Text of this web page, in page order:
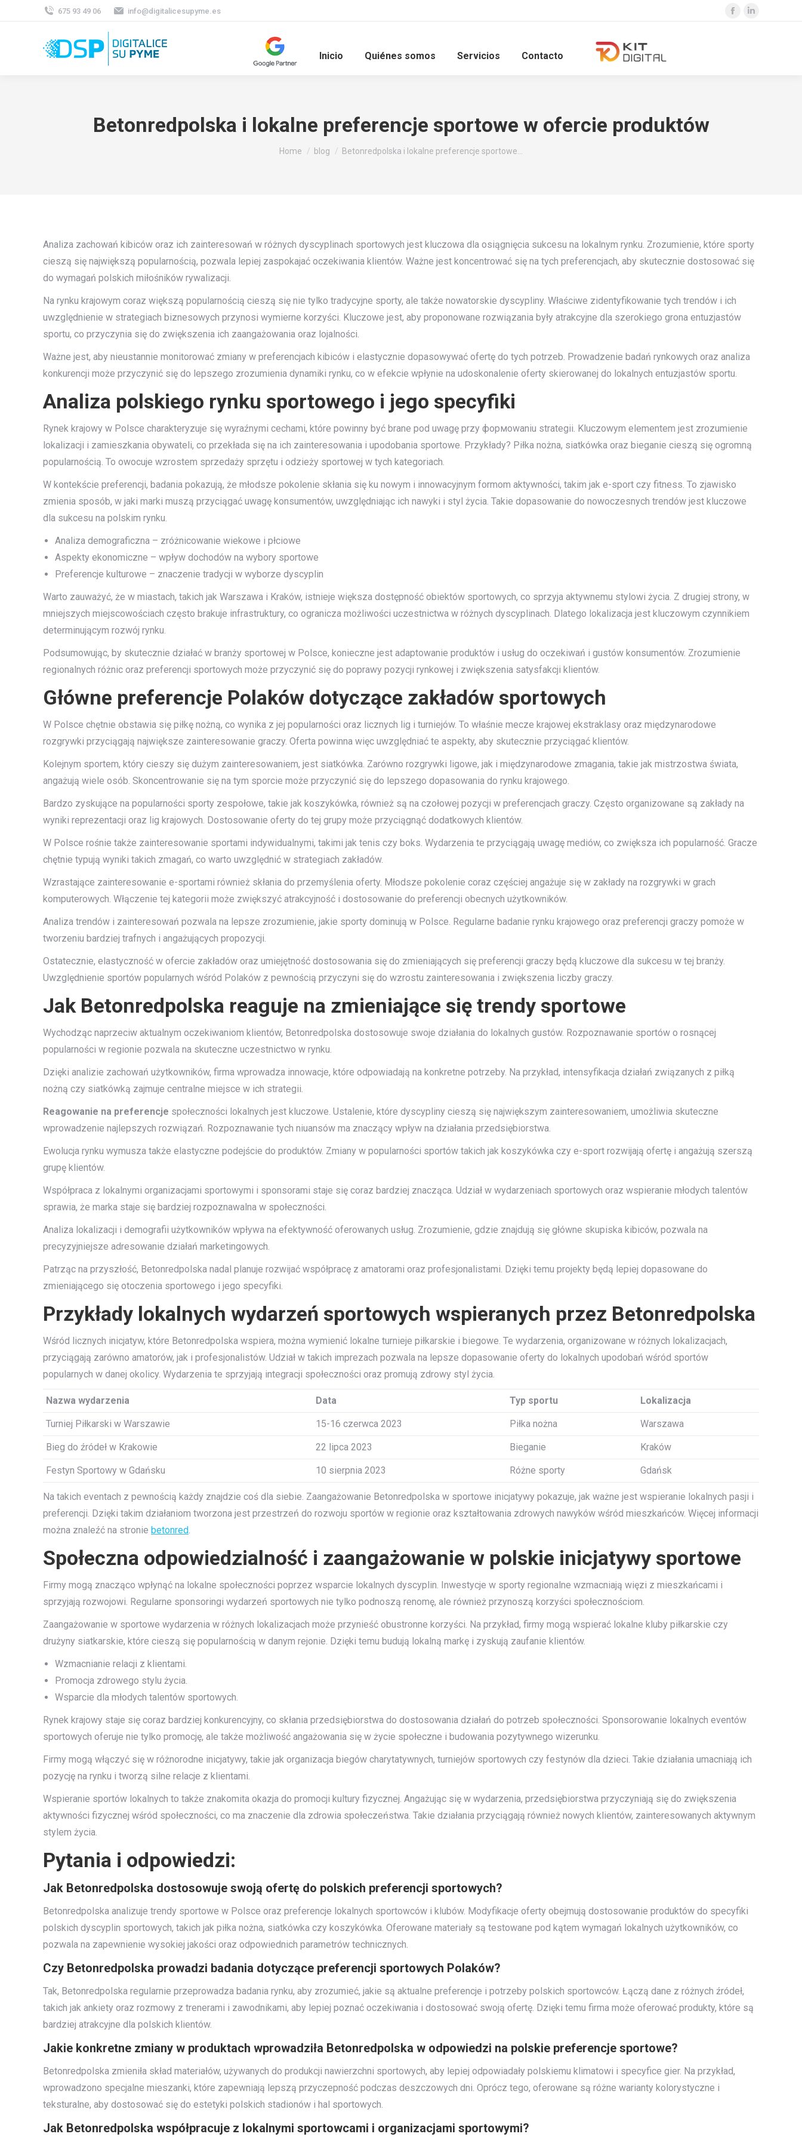
675 93 49 06 info@digitalicesupyme.es
Facebook
Linkedin
Inicio Quiénes somos Servicios Contacto
Betonredpolska i lokalne preferencje sportowe w ofercie produktów
You are here:
Home blog Betonredpolska i lokalne preferencje sportowe…
Analiza zachowań kibiców oraz ich zainteresowań w różnych dyscyplinach sportowych jest kluczowa dla osiągnięcia sukcesu na lokalnym rynku. Zrozumienie, które sporty
cieszą się największą popularnością, pozwala lepiej zaspokajać oczekiwania klientów. Ważne jest koncentrować się na tych preferencjach, aby skutecznie dostosować się
do wymagań polskich miłośników rywalizacji.
Na rynku krajowym coraz większą popularnością cieszą się nie tylko tradycyjne sporty, ale także nowatorskie dyscypliny. Właściwe zidentyfikowanie tych trendów i ich
uwzględnienie w strategiach biznesowych przynosi wymierne korzyści. Kluczowe jest, aby proponowane rozwiązania były atrakcyjne dla szerokiego grona entuzjastów
sportu, co przyczynia się do zwiększenia ich zaangażowania oraz lojalności.
Ważne jest, aby nieustannie monitorować zmiany w preferencjach kibiców i elastycznie dopasowywać ofertę do tych potrzeb. Prowadzenie badań rynkowych oraz analiza
konkurencji może przyczynić się do lepszego zrozumienia dynamiki rynku, co w efekcie wpłynie na udoskonalenie oferty skierowanej do lokalnych entuzjastów sportu.
Analiza polskiego rynku sportowego i jego specyfiki
Rynek krajowy w Polsce charakteryzuje się wyraźnymi cechami, które powinny być brane pod uwagę przy формowaniu strategii. Kluczowym elementem jest zrozumienie
lokalizacji i zamieszkania obywateli, co przekłada się na ich zainteresowania i upodobania sportowe. Przykłady? Piłka nożna, siatkówka oraz bieganie cieszą się ogromną
popularnością. To owocuje wzrostem sprzedaży sprzętu i odzieży sportowej w tych kategoriach.
W kontekście preferencji, badania pokazują, że młodsze pokolenie skłania się ku nowym i innowacyjnym formom aktywności, takim jak e-sport czy fitness. To zjawisko
zmienia sposób, w jaki marki muszą przyciągać uwagę konsumentów, uwzględniając ich nawyki i styl życia. Takie dopasowanie do nowoczesnych trendów jest kluczowe
dla sukcesu na polskim rynku.
Analiza demograficzna – zróżnicowanie wiekowe i płciowe
Aspekty ekonomiczne – wpływ dochodów na wybory sportowe
Preferencje kulturowe – znaczenie tradycji w wyborze dyscyplin
Warto zauważyć, że w miastach, takich jak Warszawa i Kraków, istnieje większa dostępność obiektów sportowych, co sprzyja aktywnemu stylowi życia. Z drugiej strony, w
mniejszych miejscowościach często brakuje infrastruktury, co ogranicza możliwości uczestnictwa w różnych dyscyplinach. Dlatego lokalizacja jest kluczowym czynnikiem
determinującym rozwój rynku.
Podsumowując, by skutecznie działać w branży sportowej w Polsce, konieczne jest adaptowanie produktów i usług do oczekiwań i gustów konsumentów. Zrozumienie
regionalnych różnic oraz preferencji sportowych może przyczynić się do poprawy pozycji rynkowej i zwiększenia satysfakcji klientów.
Główne preferencje Polaków dotyczące zakładów sportowych
W Polsce chętnie obstawia się piłkę nożną, co wynika z jej popularności oraz licznych lig i turniejów. To właśnie mecze krajowej ekstraklasy oraz międzynarodowe
rozgrywki przyciągają największe zainteresowanie graczy. Oferta powinna więc uwzględniać te aspekty, aby skutecznie przyciągać klientów.
Kolejnym sportem, który cieszy się dużym zainteresowaniem, jest siatkówka. Zarówno rozgrywki ligowe, jak i międzynarodowe zmagania, takie jak mistrzostwa świata,
angażują wiele osób. Skoncentrowanie się na tym sporcie może przyczynić się do lepszego dopasowania do rynku krajowego.
Bardzo zyskujące na popularności sporty zespołowe, takie jak koszykówka, również są na czołowej pozycji w preferencjach graczy. Często organizowane są zakłady na
wyniki reprezentacji oraz lig krajowych. Dostosowanie oferty do tej grupy może przyciągnąć dodatkowych klientów.
W Polsce rośnie także zainteresowanie sportami indywidualnymi, takimi jak tenis czy boks. Wydarzenia te przyciągają uwagę mediów, co zwiększa ich popularność. Gracze
chętnie typują wyniki takich zmagań, co warto uwzględnić w strategiach zakładów.
Wzrastające zainteresowanie e-sportami również skłania do przemyślenia oferty. Młodsze pokolenie coraz częściej angażuje się w zakłady na rozgrywki w grach
komputerowych. Włączenie tej kategorii może zwiększyć atrakcyjność i dostosowanie do preferencji obecnych użytkowników.
Analiza trendów i zainteresowań pozwala na lepsze zrozumienie, jakie sporty dominują w Polsce. Regularne badanie rynku krajowego oraz preferencji graczy pomoże w
tworzeniu bardziej trafnych i angażujących propozycji.
Ostatecznie, elastyczność w ofercie zakładów oraz umiejętność dostosowania się do zmieniających się preferencji graczy będą kluczowe dla sukcesu w tej branży.
Uwzględnienie sportów popularnych wśród Polaków z pewnością przyczyni się do wzrostu zainteresowania i zwiększenia liczby graczy.
Jak Betonredpolska reaguje na zmieniające się trendy sportowe
Wychodząc naprzeciw aktualnym oczekiwaniom klientów, Betonredpolska dostosowuje swoje działania do lokalnych gustów. Rozpoznawanie sportów o rosnącej
popularności w regionie pozwala na skuteczne uczestnictwo w rynku.
Dzięki analizie zachowań użytkowników, firma wprowadza innowacje, które odpowiadają na konkretne potrzeby. Na przykład, intensyfikacja działań związanych z piłką
nożną czy siatkówką zajmuje centralne miejsce w ich strategii.
Reagowanie na preferencje społeczności lokalnych jest kluczowe. Ustalenie, które dyscypliny cieszą się największym zainteresowaniem, umożliwia skuteczne
wprowadzenie najlepszych rozwiązań. Rozpoznawanie tych niuansów ma znaczący wpływ na działania przedsiębiorstwa.
Ewolucja rynku wymusza także elastyczne podejście do produktów. Zmiany w popularności sportów takich jak koszykówka czy e-sport rozwijają ofertę i angażują szerszą
grupę klientów.
Współpraca z lokalnymi organizacjami sportowymi i sponsorami staje się coraz bardziej znacząca. Udział w wydarzeniach sportowych oraz wspieranie młodych talentów
sprawia, że marka staje się bardziej rozpoznawalna w społeczności.
Analiza lokalizacji i demografii użytkowników wpływa na efektywność oferowanych usług. Zrozumienie, gdzie znajdują się główne skupiska kibiców, pozwala na
precyzyjniejsze adresowanie działań marketingowych.
Patrząc na przyszłość, Betonredpolska nadal planuje rozwijać współpracę z amatorami oraz profesjonalistami. Dzięki temu projekty będą lepiej dopasowane do
zmieniającego się otoczenia sportowego i jego specyfiki.
Przykłady lokalnych wydarzeń sportowych wspieranych przez Betonredpolska
Wśród licznych inicjatyw, które Betonredpolska wspiera, można wymienić lokalne turnieje piłkarskie i biegowe. Te wydarzenia, organizowane w różnych lokalizacjach,
przyciągają zarówno amatorów, jak i profesjonalistów. Udział w takich imprezach pozwala na lepsze dopasowanie oferty do lokalnych upodobań wśród sportów
popularnych w danej okolicy. Wydarzenia te sprzyjają integracji społeczności oraz promują zdrowy styl życia.
Nazwa wydarzenia Data Typ sportu Lokalizacja
Turniej Piłkarski w Warszawie 15-16 czerwca 2023 Piłka nożna Warszawa
Bieg do źródeł w Krakowie 22 lipca 2023 Bieganie Kraków
Festyn Sportowy w Gdańsku 10 sierpnia 2023 Różne sporty Gdańsk
Na takich eventach z pewnością każdy znajdzie coś dla siebie. Zaangażowanie Betonredpolska w sportowe inicjatywy pokazuje, jak ważne jest wspieranie lokalnych pasji i
preferencji. Dzięki takim działaniom tworzona jest przestrzeń do rozwoju sportów w regionie oraz kształtowania zdrowych nawyków wśród mieszkańców. Więcej informacji
można znaleźć na stronie betonred.
Społeczna odpowiedzialność i zaangażowanie w polskie inicjatywy sportowe
Firmy mogą znacząco wpłynąć na lokalne społeczności poprzez wsparcie lokalnych dyscyplin. Inwestycje w sporty regionalne wzmacniają więzi z mieszkańcami i
sprzyjają rozwojowi. Regularne sponsoringi wydarzeń sportowych nie tylko podnoszą renomę, ale również przynoszą korzyści społecznościom.
Zaangażowanie w sportowe wydarzenia w różnych lokalizacjach może przynieść obustronne korzyści. Na przykład, firmy mogą wspierać lokalne kluby piłkarskie czy
drużyny siatkarskie, które cieszą się popularnością w danym rejonie. Dzięki temu budują lokalną markę i zyskują zaufanie klientów.
Wzmacnianie relacji z klientami.
Promocja zdrowego stylu życia.
Wsparcie dla młodych talentów sportowych.
Rynek krajowy staje się coraz bardziej konkurencyjny, co skłania przedsiębiorstwa do dostosowania działań do potrzeb społeczności. Sponsorowanie lokalnych eventów
sportowych oferuje nie tylko promocję, ale także możliwość angażowania się w życie społeczne i budowania pozytywnego wizerunku.
Firmy mogą włączyć się w różnorodne inicjatywy, takie jak organizacja biegów charytatywnych, turniejów sportowych czy festynów dla dzieci. Takie działania umacniają ich
pozycję na rynku i tworzą silne relacje z klientami.
Wspieranie sportów lokalnych to także znakomita okazja do promocji kultury fizycznej. Angażując się w wydarzenia, przedsiębiorstwa przyczyniają się do zwiększenia
aktywności fizycznej wśród społeczności, co ma znaczenie dla zdrowia społeczeństwa. Takie działania przyciągają również nowych klientów, zainteresowanych aktywnym
stylem życia.
Pytania i odpowiedzi:
Jak Betonredpolska dostosowuje swoją ofertę do polskich preferencji sportowych?
Betonredpolska analizuje trendy sportowe w Polsce oraz preferencje lokalnych sportowców i klubów. Modyfikacje oferty obejmują dostosowanie produktów do specyfiki
polskich dyscyplin sportowych, takich jak piłka nożna, siatkówka czy koszykówka. Oferowane materiały są testowane pod kątem wymagań lokalnych użytkowników, co
pozwala na zapewnienie wysokiej jakości oraz odpowiednich parametrów technicznych.
Czy Betonredpolska prowadzi badania dotyczące preferencji sportowych Polaków?
Tak, Betonredpolska regularnie przeprowadza badania rynku, aby zrozumieć, jakie są aktualne preferencje i potrzeby polskich sportowców. Łączą dane z różnych źródeł,
takich jak ankiety oraz rozmowy z trenerami i zawodnikami, aby lepiej poznać oczekiwania i dostosować swoją ofertę. Dzięki temu firma może oferować produkty, które są
bardziej atrakcyjne dla polskich klientów.
Jakie konkretne zmiany w produktach wprowadziła Betonredpolska w odpowiedzi na polskie preferencje sportowe?
Betonredpolska zmieniła skład materiałów, używanych do produkcji nawierzchni sportowych, aby lepiej odpowiadały polskiemu klimatowi i specyfice gier. Na przykład,
wprowadzono specjalne mieszanki, które zapewniają lepszą przyczepność podczas deszczowych dni. Oprócz tego, oferowane są różne warianty kolorystyczne i
teksturalne, aby dostosować się do estetyki polskich stadionów i hal sportowych.
Jak Betonredpolska współpracuje z lokalnymi sportowcami i organizacjami sportowymi?